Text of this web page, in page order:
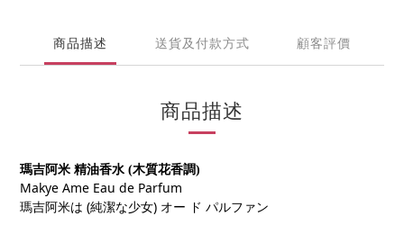
商品描述 送貨及付款方式 顧客評價
商品描述
瑪吉阿米 精油香水(木質花香調)
Makye Ame Eau de Parfum
瑪吉阿米は (純潔な少女) オー ド パルファン